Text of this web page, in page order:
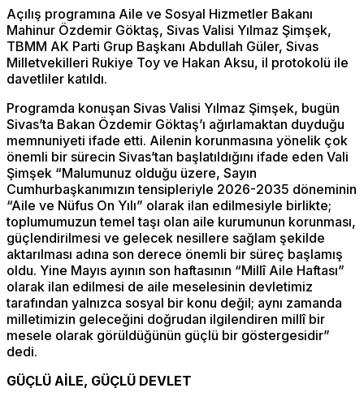
Açılış programına Aile ve Sosyal Hizmetler Bakanı
Mahinur Özdemir Göktaş, Sivas Valisi Yılmaz Şimşek,
TBMM AK Parti Grup Başkanı Abdullah Güler, Sivas
Milletvekilleri Rukiye Toy ve Hakan Aksu, il protokolü ile
davetliler katıldı.
Programda konuşan Sivas Valisi Yılmaz Şimşek, bugün
Sivas’ta Bakan Özdemir Göktaş’ı ağırlamaktan duyduğu
memnuniyeti ifade etti. Ailenin korunmasına yönelik çok
önemli bir sürecin Sivas’tan başlatıldığını ifade eden Vali
Şimşek “Malumunuz olduğu üzere, Sayın
Cumhurbaşkanımızın tensipleriyle 2026-2035 döneminin
“Aile ve Nüfus On Yılı” olarak ilan edilmesiyle birlikte;
toplumumuzun temel taşı olan aile kurumunun korunması,
güçlendirilmesi ve gelecek nesillere sağlam şekilde
aktarılması adına son derece önemli bir süreç başlamış
oldu. Yine Mayıs ayının son haftasının “Millî Aile Haftası”
olarak ilan edilmesi de aile meselesinin devletimiz
tarafından yalnızca sosyal bir konu değil; aynı zamanda
milletimizin geleceğini doğrudan ilgilendiren millî bir
mesele olarak görüldüğünün güçlü bir göstergesidir”
dedi.
GÜÇLÜ AİLE, GÜÇLÜ DEVLET